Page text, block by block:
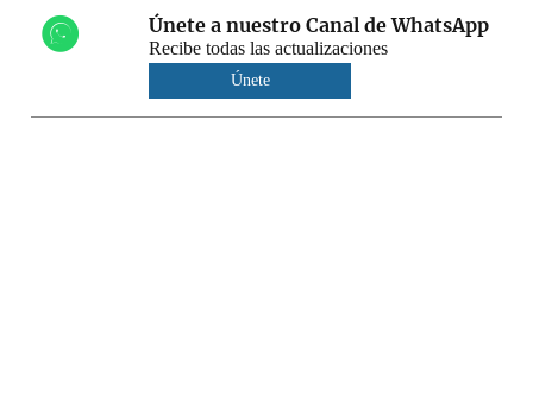
Únete a nuestro Canal de WhatsApp
Recibe todas las actualizaciones
Únete